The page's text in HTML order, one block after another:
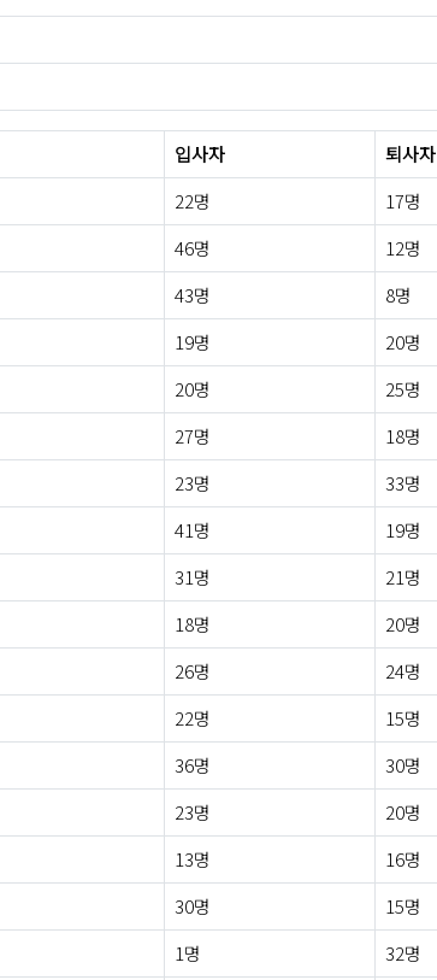
입사자 퇴사자
22명 17명
46명 12명
43명 8명
19명 20명
20명 25명
27명 18명
23명 33명
41명 19명
31명 21명
18명 20명
26명 24명
22명 15명
36명 30명
23명 20명
13명 16명
30명 15명
1명 32명